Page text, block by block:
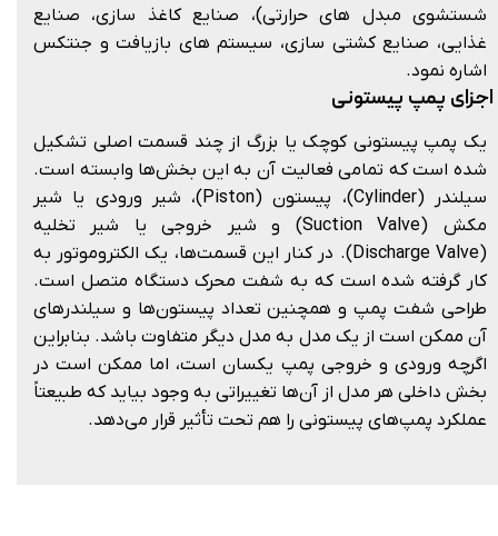
شستشوی مبدل های حرارتی)، صنایع کاغذ سازی، صنایع
غذایی، صنایع کشتی سازی، سیستم های بازیافت و جنتکس
اشاره نمود.
یک پمپ پیستونی کوچک یا بزرگ از چند قسمت اصلی تشکیل
شده است که تمامی فعالیت آن به این بخش‌ها وابسته است.
سیلندر (Cylinder)، پیستون (Piston)، شیر ورودی یا شیر
مکش (Suction Valve) و شیر خروجی یا شیر تخلیه
(Discharge Valve). در کنار این قسمت‌ها، یک الکتروموتور به
کار گرفته شده است که به شفت محرک دستگاه متصل است.
طراحی شفت پمپ و همچنین تعداد پیستون‌ها و سیلندرهای
آن ممکن است از یک مدل به مدل دیگر متفاوت باشد. بنابراین
اگرچه ورودی و خروجی پمپ یکسان است، اما ممکن است در
بخش داخلی هر مدل از آن‌ها تغییراتی به وجود بیاید که طبیعتاً
عملکرد پمپ‌های پیستونی را هم تحت تأثیر قرار می‌دهد.
اجزای پمپ پیستونی